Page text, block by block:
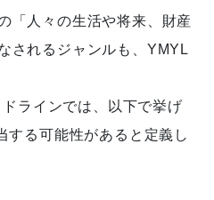
「人々の生活や将来、財産
されるジャンルも、YMYL
ラインでは、以下で挙げ
する可能性があると定義し